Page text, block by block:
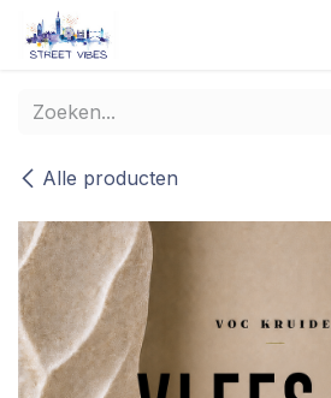
Overslaan naar inhoud
Alle producten